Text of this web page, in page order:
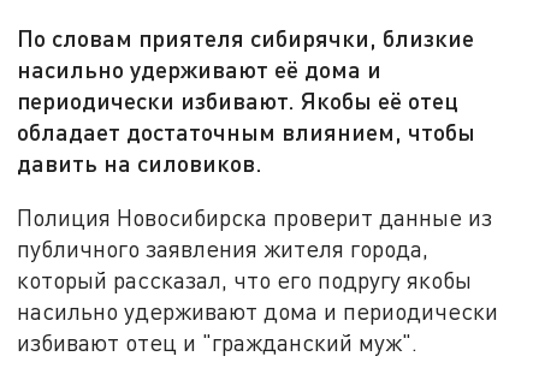
По словам приятеля сибирячки, близкие
насильно удерживают её дома и
периодически избивают. Якобы её отец
обладает достаточным влиянием, чтобы
давить на силовиков.
Полиция Новосибирска проверит данные из
публичного заявления жителя города,
который рассказал, что его подругу якобы
насильно удерживают дома и периодически
избивают отец и "гражданский муж".